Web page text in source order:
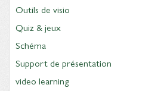
Outils de visio
Quiz & jeux
Schéma
Support de présentation
video learning